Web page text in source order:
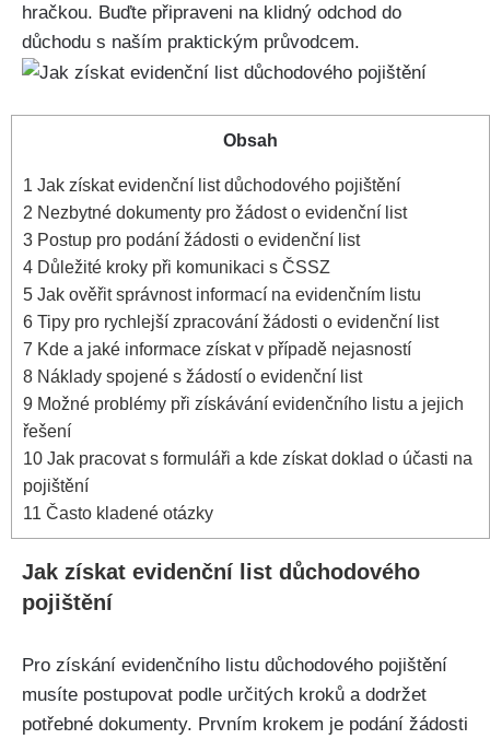
hračkou. Buďte připraveni na klidný odchod do
důchodu s naším praktickým průvodcem.
Obsah
1 Jak získat evidenční list důchodového pojištění
2 Nezbytné dokumenty pro žádost o evidenční list
3 Postup pro podání žádosti o evidenční list
4 Důležité kroky při komunikaci s ČSSZ
5 Jak ověřit správnost informací na evidenčním listu
6 Tipy pro rychlejší zpracování žádosti o evidenční list
7 Kde a jaké informace získat v případě nejasností
8 Náklady spojené s žádostí o evidenční list
9 Možné problémy při získávání evidenčního listu a jejich
řešení
10 Jak pracovat s formuláři a kde získat doklad o účasti na
pojištění
11 Často kladené otázky
Jak získat evidenční list důchodového
pojištění
Pro získání evidenčního listu důchodového pojištění
musíte postupovat podle určitých kroků a dodržet
potřebné dokumenty. Prvním krokem je podání žádosti